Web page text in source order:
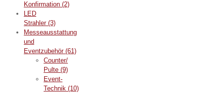
Konfirmation (2)
LED
Strahler (3)
Messeausstattung
und
Eventzubehör (61)
Counter/
Pulte (9)
Event-
Technik (10)